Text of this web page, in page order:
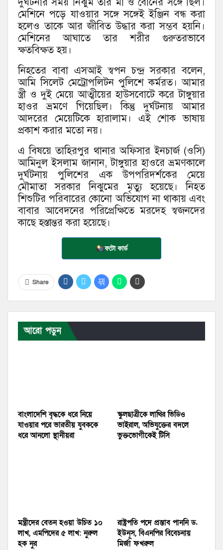
মেশিনে পড়ে যাওয়ার সঙ্গে সঙ্গেই ইঞ্জিন বন্ধ করা
হলেও তাকে আর জীবিত উদ্ধার করা সম্ভব হয়নি।
মেশিনের আঘাতে তার শরীর গুরুতরভাবে
ক্ষতবিক্ষত হয়।
নিহতের বাবা এসআই স্বপন চন্দ্র সরকার বলেন,
আমি সিলেট মেট্রোপলিটন পুলিশে কর্মরত। আমার
স্ত্রী ও দুই মেয়ে আত্মীয়ের হাউসবোটে করে টাঙ্গুয়ার
হাওর ভ্রমণে গিয়েছিল। কিন্তু দুর্ঘটনায় আমার
আদরের মেয়েটিকে হারালাম। এই শোক ভাষায়
প্রকাশ করার মতো নয়।
এ বিষয়ে তাহিরপুর থানার অফিসার ইনচার্জ (ওসি)
আমিনুল ইসলাম জানান, টাঙ্গুয়ার হাওরে ভ্রমণকালে
দুর্ঘটনায় পুলিশের এক উপপরিদর্শকের মেয়ে
মৌমাতা সরকার নিঝুমের মৃত্যু হয়েছে। নিহত
শিশুটির পরিবারের কোনো অভিযোগ না থাকায় এবং
বাবার আবেদনের পরিপ্রেক্ষিতে মরদেহ স্বজনদের
কাছে হস্তান্তর করা হয়েছে।
ফটো কার্ড
Share
আরো পড়ুন
বাংলাদেশি বৃদ্ধকে ধরে নিয়ে
যাওয়ার পরে ভারতীয় যুবককে
ধরে আনলো স্থানীয়রা
স্কুলছাত্রীকে লাথির ভিডিও
ভাইরাল, অভিযুক্তের বদলে
ভুক্তভোগীকেই টিসি
মন্ত্রীদের বেতন হওয়া উচিত ১০
লাখ, এমপিদের ৫ লাখ: নুরুল
হক নুর
রাষ্ট্রপতি পদে প্রস্তাব পাননি ড.
ইউনূস, বিএনপির বিবেচনায়
মির্জা ফখরুল